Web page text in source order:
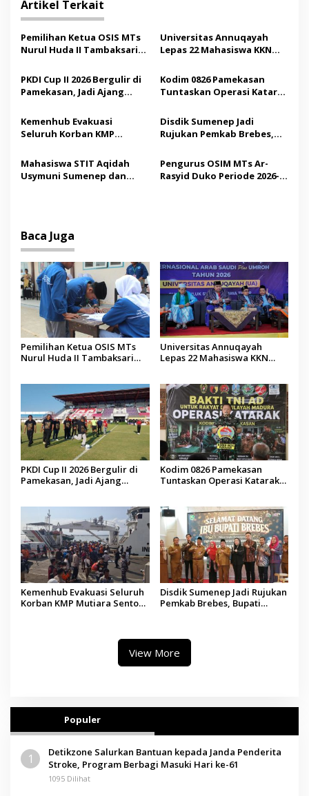
a
s
i
p
o
s
Artikel Terkait
Pemilihan Ketua OSIS MTs
Nurul Huda II Tambaksari
Demokrasi bagi Siswa
Universitas Annuqayah
Lepas 22 Mahasiswa KKN
Saudi
PKDI Cup II 2026 Bergulir di
Pamekasan, Jadi Ajang
Madura
Kodim 0826 Pamekasan
Tuntaskan Operasi Katarak
Tindakan Medis
Kemenhub Evakuasi
Seluruh Korban KMP
Operator Diaudit
Disdik Sumenep Jadi
Rujukan Pemkab Brebes,
Pendidikan Berbasis
Budaya
Mahasiswa STIT Aqidah
Usymuni Sumenep dan
Pengurus OSIM MTs Ar-
Rasyid Duko Periode 2026-
Baca Juga
Pemilihan Ketua OSIS MTs
Nurul Huda II Tambaksari
Universitas Annuqayah
Lepas 22 Mahasiswa KKN
PKDI Cup II 2026 Bergulir di
Pamekasan, Jadi Ajang
Kodim 0826 Pamekasan
Tuntaskan Operasi Katarak
Kemenhub Evakuasi Seluruh
Korban KMP Mutiara Sentosa
Disdik Sumenep Jadi Rujukan
Pemkab Brebes, Bupati
View More
Populer
1
Detikzone Salurkan Bantuan kepada Janda Penderita
Stroke, Program Berbagi Masuki Hari ke-61
1095 Dilihat